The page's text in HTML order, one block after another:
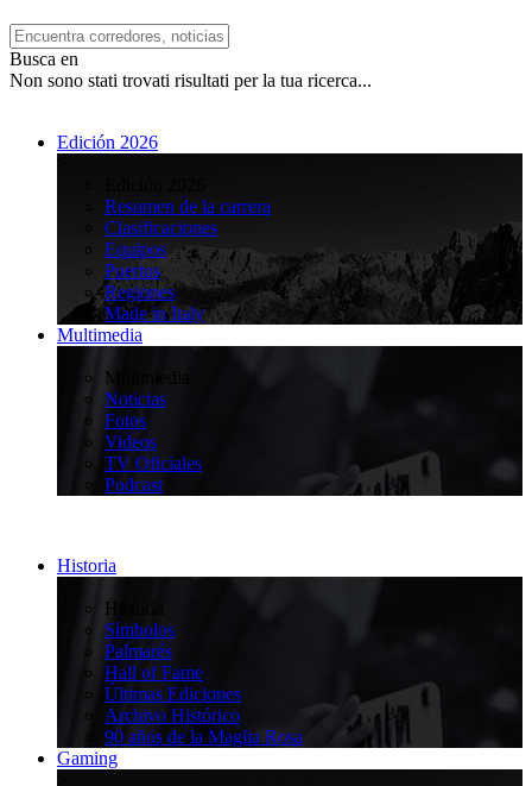
Busca en
Non sono stati trovati risultati per la tua ricerca...
Edición 2026
Resumen de la carrera
Clasificaciones
Equipos
Puertos
Regiones
Made in Italy
Multimedia
Multimedia
Noticias
Fotos
Videos
TV Oficiales
Podcast
Historia
Historia
Símbolos
Palmarés
Hall of Fame
Últimas Ediciones
Archivo Histórico
90 años de la Maglia Rosa
Gaming